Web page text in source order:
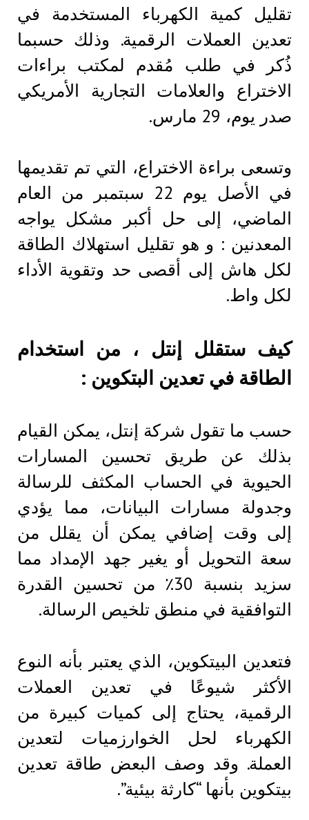
تقليل كمية الكهرباء المستخدمة في
تعدين العملات الرقمية. وذلك حسبما
ذُكر في طلب مُقدم لمكتب براءات
الاختراع والعلامات التجارية الأمريكي
صدر يوم، 29 مارس.
وتسعى براءة الاختراع، التي تم تقديمها
في الأصل يوم 22 سبتمبر من العام
الماضي، إلى حل أكبر مشكل يواجه
المعدنين : و هو تقليل استهلاك الطاقة
لكل هاش إلى أقصى حد وتقوية الأداء
لكل واط.
كيف ستقلل إنتل ، من استخدام
الطاقة في تعدين البتكوين :
حسب ما تقول شركة إنتل، يمكن القيام
بذلك عن طريق تحسين المسارات
الحيوية في الحساب المكثف للرسالة
وجدولة مسارات البيانات، مما يؤدي
إلى وقت إضافي يمكن أن يقلل من
سعة التحويل أو يغير جهد الإمداد مما
سزيد بنسبة 30٪ من تحسين القدرة
التوافقية في منطق تلخيص الرسالة.
فتعدين البيتكوين، الذي يعتبر بأنه النوع
الأكثر شيوعًا في تعدين العملات
الرقمية، يحتاج إلى كميات كبيرة من
الكهرباء لحل الخوارزميات لتعدين
العملة. وقد وصف البعض طاقة تعدين
بيتكوين بأنها “كارثة بيئية”.